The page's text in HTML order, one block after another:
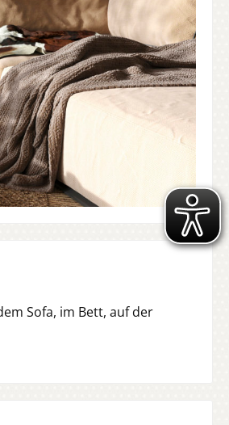
Sofa, im Bett, auf der